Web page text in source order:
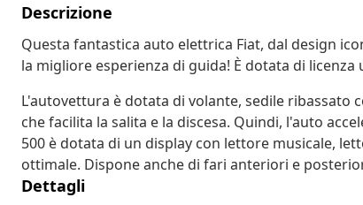
Descrizione
Questa fantastica auto elettrica Fiat, dal design
la migliore esperienza di guida! È dotata di licenza
L'autovettura è dotata di volante, sedile ribassato
che facilita la salita e la discesa. Quindi, l'auto
500 è dotata di un display con lettore musicale,
ottimale. Dispone anche di fari anteriori e
Dettagli